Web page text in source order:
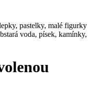
pastelky, malé figurky
voda, písek, kamínky,